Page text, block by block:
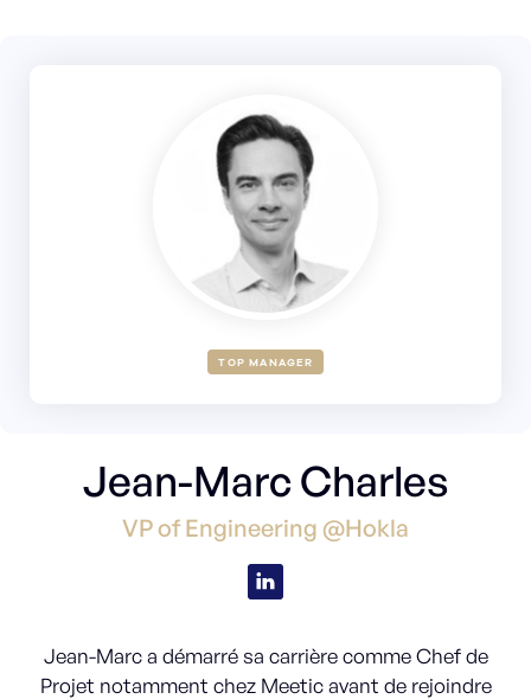
TOP MANAGER
Jean-Marc Charles
VP of Engineering @Hokla
Jean-Marc a démarré sa carrière comme Chef de
Projet notamment chez Meetic avant de rejoindre